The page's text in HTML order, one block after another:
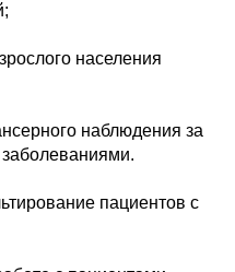
населения
наблюдения за
пациентов с